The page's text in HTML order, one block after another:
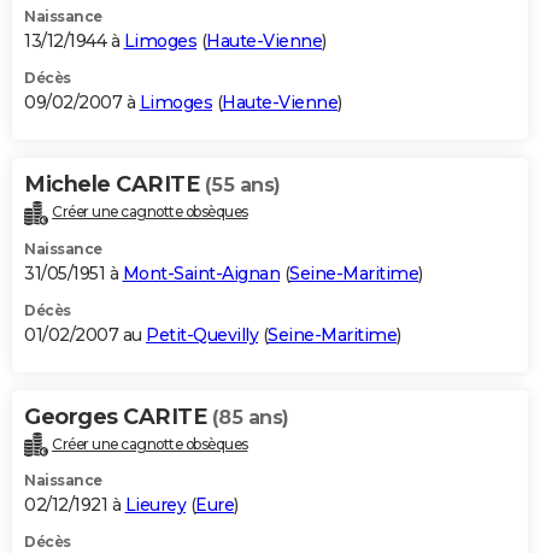
Naissance
13/12/1944 à Limoges (Haute-Vienne)
Décès
09/02/2007 à Limoges (Haute-Vienne)
Michele CARITE (55 ans)
Créer une cagnotte obsèques
Naissance
31/05/1951 à Mont-Saint-Aignan (Seine-Maritime)
Décès
01/02/2007 au Petit-Quevilly(Seine-Maritime)
Georges CARITE (85 ans)
Créer une cagnotte obsèques
Naissance
02/12/1921 à Lieurey(Eure)
Décès